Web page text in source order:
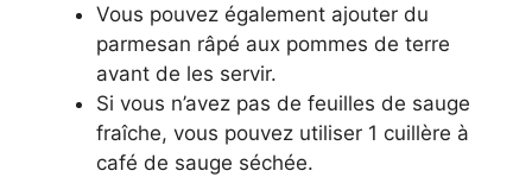
Vous pouvez également ajouter du
parmesan râpé aux pommes de terre
avant de les servir.
Si vous n’avez pas de feuilles de sauge
fraîche, vous pouvez utiliser 1 cuillère à
café de sauge séchée.